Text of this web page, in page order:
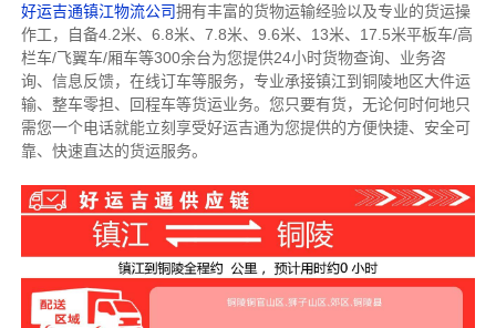
好运吉通镇江物流公司拥有丰富的货物运输经验以及专业的货运操
作工，自备4.2米、6.8米、7.8米、9.6米、13米、17.5米平板车/高
栏车/飞翼车/厢车等300余台为您提供24小时货物查询、业务咨
询、信息反馈，在线订车等服务， 专业承接镇江到铜陵地区大件运
输、整车零担、回程车等货运业务。 您只要有货，无论何时何地只
需您一个电话就能立刻享受好运吉通为您提供的方便快捷、安全可
靠、快速直达的货运服务。